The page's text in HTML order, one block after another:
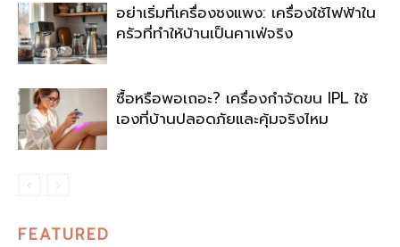
อย่าเริ่มที่เครื่องชงแพง: เครื่องใช้ไฟฟ้าใน
ครัวที่ทำให้บ้านเป็นคาเฟ่จริง
ซื้อหรือพอเถอะ? เครื่องกำจัดขน IPL ใช้
เองที่บ้านปลอดภัยและคุ้มจริงไหม
FEATURED